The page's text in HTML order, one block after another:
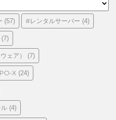
(57) #レンタルサーバー (4)
(7)
ェア） (7)
X (24)
(4)